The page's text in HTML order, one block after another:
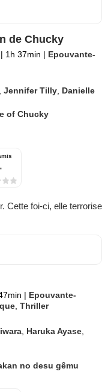
de Chucky
| 1h 37min | Epouvante-
,Jennifer Tilly Danielle
of Chucky
Cette foi-ci, elle terrorise
| Epouvante-
,Thriller
Haruka Ayase
no desu gêmu